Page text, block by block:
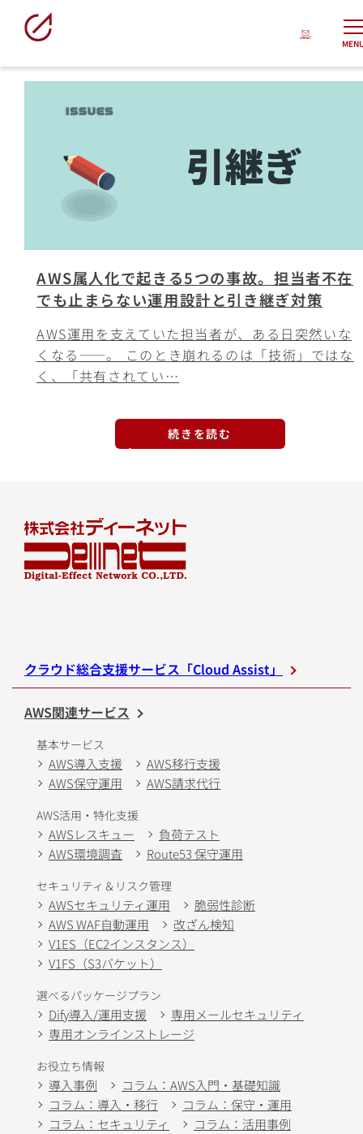
AWS属人化で起きる5つの事故。担当者不在
でも止まらない運用設計と引き継ぎ対策
AWS運用を支えていた担当者が、ある日突然いな
くなる——。 このとき崩れるのは「技術」ではな
く、「共有されてい…
続きを読む
クラウド総合支援サービス「Cloud Assist」
AWS関連サービス
基本サービス
AWS導入支援
AWS移行支援
AWS保守運用
AWS請求代行
AWS活用・特化支援
AWSレスキュー
負荷テスト
AWS環境調査
Route53 保守運用
セキュリティ＆リスク管理
AWSセキュリティ運用
脆弱性診断
AWS WAF自動運用
改ざん検知
V1ES（EC2インスタンス）
V1FS（S3バケット）
選べるパッケージプラン
Dify導入/運用支援
専用メールセキュリティ
専用オンラインストレージ
お役立ち情報
導入事例
コラム：AWS入門・基礎知識
コラム：導入・移行
コラム：保守・運用
コラム：セキュリティ
コラム：活用事例